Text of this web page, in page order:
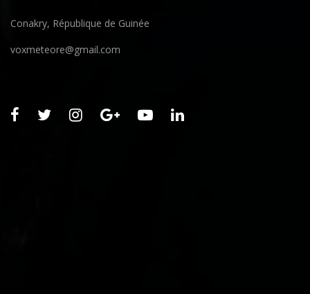
Conakry, République de Guinée
voxmeteore@gmail.com